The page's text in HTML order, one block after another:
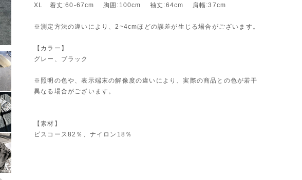
XL 着丈:60-67cm 胸囲:100cm 袖丈:64cm 肩幅:37cm
※測定方法の違いにより、2~4cmほどの誤差が生じる場合がございます。
【カラー】
グレー、ブラック
※照明の色や、表示端末の解像度の違いにより、実際の商品との色が若干
異なる場合がございます。
【素材】
ビスコース82％、ナイロン18％